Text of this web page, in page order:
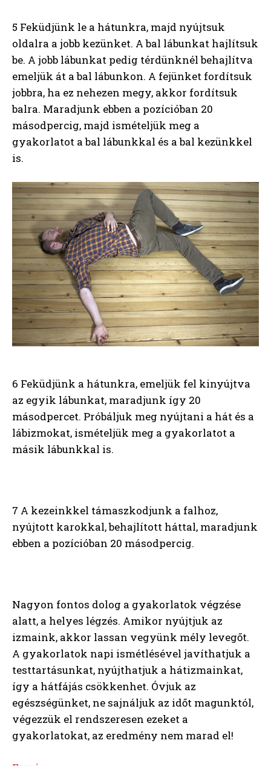
5 Feküdjünk le a hátunkra, majd nyújtsuk
oldalra a jobb kezünket. A bal lábunkat hajlítsuk
be. A jobb lábunkat pedig térdünknél behajlítva
emeljük át a bal lábunkon. A fejünket fordítsuk
jobbra, ha ez nehezen megy, akkor fordítsuk
balra. Maradjunk ebben a pozícióban 20
másodpercig, majd ismételjük meg a
gyakorlatot a bal lábunkkal és a bal kezünkkel
is.
6 Feküdjünk a hátunkra, emeljük fel kinyújtva
az egyik lábunkat, maradjunk így 20
másodpercet. Próbáljuk meg nyújtani a hát és a
lábizmokat, ismételjük meg a gyakorlatot a
másik lábunkkal is.
7 A kezeinkkel támaszkodjunk a falhoz,
nyújtott karokkal, behajlított háttal, maradjunk
ebben a pozícióban 20 másodpercig.
Nagyon fontos dolog a gyakorlatok végzése
alatt, a helyes légzés. Amikor nyújtjuk az
izmaink, akkor lassan vegyünk mély levegőt.
A gyakorlatok napi ismétlésével javíthatjuk a
testtartásunkat, nyújthatjuk a hátizmainkat,
így a hátfájás csökkenhet. Óvjuk az
egészségünket, ne sajnáljuk az időt magunktól,
végezzük el rendszeresen ezeket a
gyakorlatokat, az eredmény nem marad el!